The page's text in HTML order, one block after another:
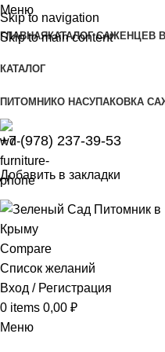
Skip to navigation
Skip to main content
Меню
ГЛАВНАЯКАТАЛОГ САЖЕНЦЕВ
КАТАЛОГ
ПИТОМНИКО НАСУПАКОВКА
+7 (978) 237-39-53
Добавить в закладки
Compare
Список желаний
Вход / Регистрация
0 items 0,00 ₽
Меню